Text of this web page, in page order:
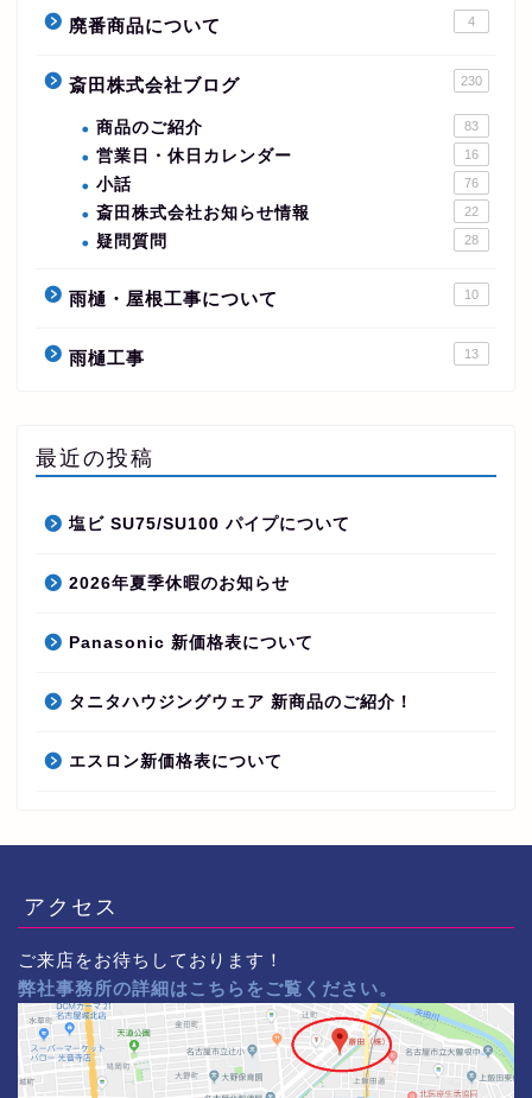
廃番商品について 4
斎田株式会社ブログ 230
商品のご紹介 83
営業日・休日カレンダー 16
小話 76
斎田株式会社お知らせ情報 22
疑問質問 28
雨樋・屋根工事について 10
雨樋工事 13
最近の投稿
塩ビ SU75/SU100 パイプについて
2026年夏季休暇のお知らせ
Panasonic 新価格表について
タニタハウジングウェア 新商品のご紹介！
エスロン新価格表について
アクセス
ご来店をお待ちしております！
弊社事務所の詳細はこちらをご覧ください。